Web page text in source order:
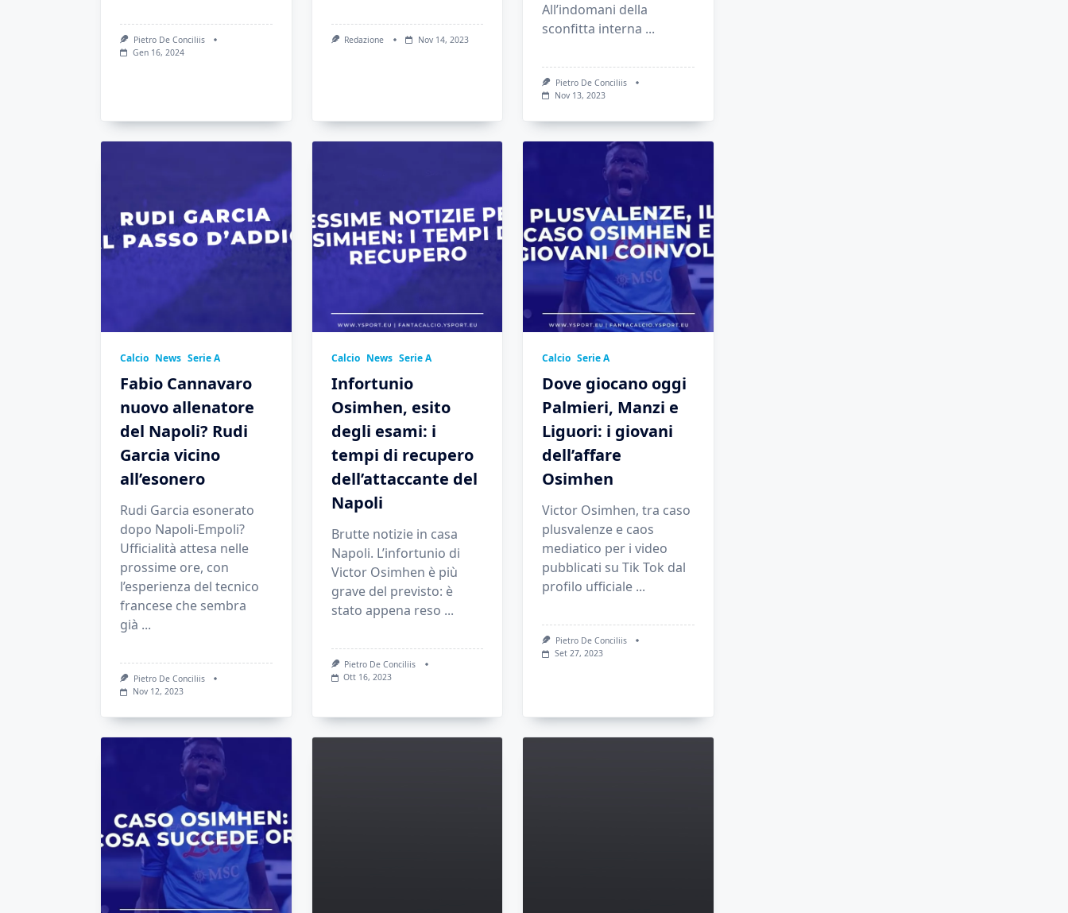
Pietro De Conciliis
Gen 16, 2024
Redazione Nov 14, 2023
All’indomani della
sconfitta interna ...
Pietro De Conciliis
Nov 13, 2023
Calcio News Serie A
Fabio Cannavaro
nuovo allenatore
del Napoli? Rudi
Garcia vicino
all’esonero
Rudi Garcia esonerato
dopo Napoli-Empoli?
Ufficialità attesa nelle
prossime ore, con
l’esperienza del tecnico
francese che sembra
già ...
Pietro De Conciliis
Nov 12, 2023
Calcio News Serie A
Infortunio
Osimhen, esito
degli esami: i
tempi di recupero
dell’attaccante del
Napoli
Brutte notizie in casa
Napoli. L’infortunio di
Victor Osimhen è più
grave del previsto: è
stato appena reso ...
Pietro De Conciliis
Ott 16, 2023
Calcio Serie A
Dove giocano oggi
Palmieri, Manzi e
Liguori: i giovani
dell’affare
Osimhen
Victor Osimhen, tra caso
plusvalenze e caos
mediatico per i video
pubblicati su Tik Tok dal
profilo ufficiale ...
Pietro De Conciliis
Set 27, 2023